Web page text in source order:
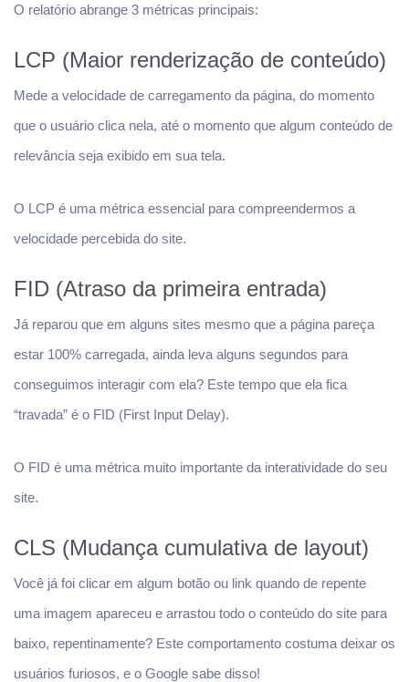
O relatório abrange 3 métricas principais:
LCP (Maior renderização de conteúdo)
Mede a velocidade de carregamento da página, do momento
que o usuário clica nela, até o momento que algum conteúdo de
relevância seja exibido em sua tela.
O LCP é uma métrica essencial para compreendermos a
velocidade percebida do site.
FID (Atraso da primeira entrada)
Já reparou que em alguns sites mesmo que a página pareça
estar 100% carregada, ainda leva alguns segundos para
conseguimos interagir com ela? Este tempo que ela fica
“travada” é o FID (First Input Delay).
O FID é uma métrica muito importante da interatividade do seu
site.
CLS (Mudança cumulativa de layout)
Você já foi clicar em algum botão ou link quando de repente
uma imagem apareceu e arrastou todo o conteúdo do site para
baixo, repentinamente? Este comportamento costuma deixar os
usuários furiosos, e o Google sabe disso!